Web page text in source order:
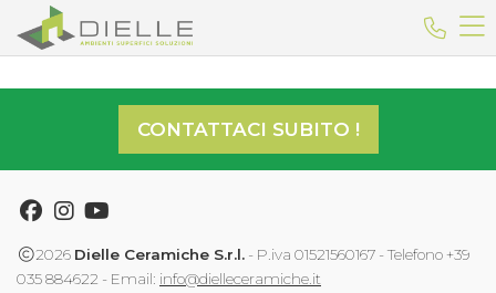
Dielle Ceramiche
CONTATTACI SUBITO !
Facebook
Instagram
Youtube
2026 Dielle Ceramiche S.r.l. - P.iva 01521560167 - Telefono +39
035 884622 - Email: info@dielleceramiche.it